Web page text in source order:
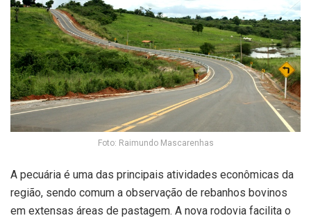
Foto: Raimundo Mascarenhas
A pecuária é uma das principais atividades econômicas da
região, sendo comum a observação de rebanhos bovinos
em extensas áreas de pastagem. A nova rodovia facilita o